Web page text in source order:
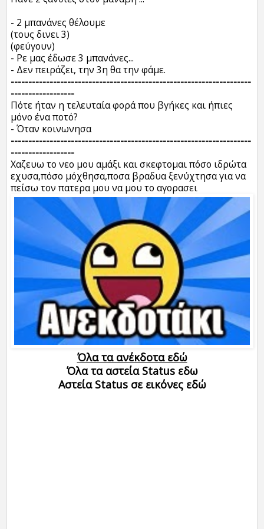
- 2 μπανάνες θέλουμε
(τους δινει 3)
(φεύγουν)
- Ρε μας έδωσε 3 μπανάνες...
- Δεν πειράζει, την 3η θα την φάμε.
--------------------------------------------------------------------
------------------
Πότε ήταν η τελευταία φορά που βγήκες και ήπιες
μόνο ένα ποτό?
- Όταν κοινωνησα
--------------------------------------------------------------------
------------------
Χαζευω το νεο μου αμάξι και σκεφτομαι πόσο ιδρώτα
εχυσα,πόσο μόχθησα,ποσα βραδυα ξενύχτησα για να
πείσω τον πατερα μου να μου το αγορασει
Όλα τα ανέκδοτα εδώ
Όλα τα αστεία Status εδω
Αστεία Status σε εικόνες εδώ